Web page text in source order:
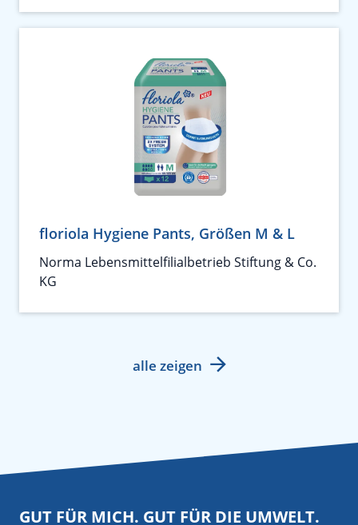
floriola Hygiene Pants, Größen M & L
Norma Lebensmittelfilialbetrieb Stiftung & Co.
KG
alle zeigen
GUT FÜR MICH. GUT FÜR DIE UMWELT.